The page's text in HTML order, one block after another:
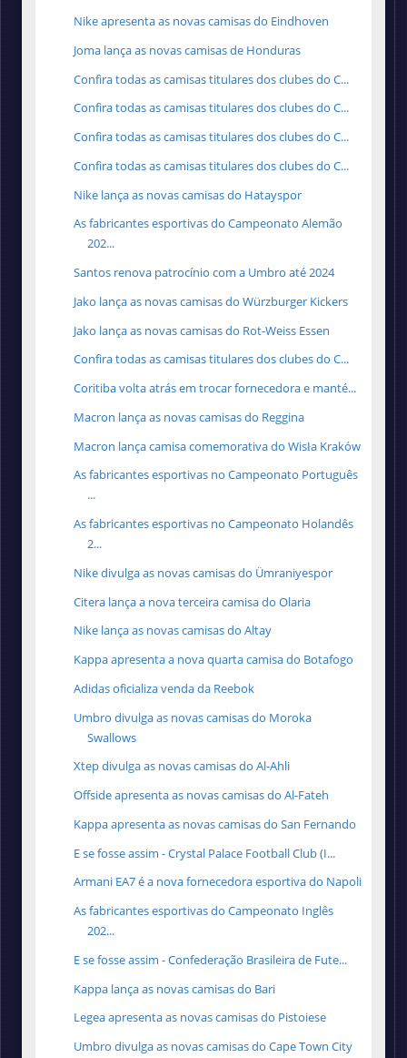
Nike apresenta as novas camisas do Eindhoven
Joma lança as novas camisas de Honduras
Confira todas as camisas titulares dos clubes do C...
Confira todas as camisas titulares dos clubes do C...
Confira todas as camisas titulares dos clubes do C...
Confira todas as camisas titulares dos clubes do C...
Nike lança as novas camisas do Hatayspor
As fabricantes esportivas do Campeonato Alemão
202...
Santos renova patrocínio com a Umbro até 2024
Jako lança as novas camisas do Würzburger Kickers
Jako lança as novas camisas do Rot-Weiss Essen
Confira todas as camisas titulares dos clubes do C...
Coritiba volta atrás em trocar fornecedora e manté...
Macron lança as novas camisas do Reggina
Macron lança camisa comemorativa do Wisła Kraków
As fabricantes esportivas no Campeonato Português
...
As fabricantes esportivas no Campeonato Holandês
2...
Nike divulga as novas camisas do Ümraniyespor
Citera lança a nova terceira camisa do Olaria
Nike lança as novas camisas do Altay
Kappa apresenta a nova quarta camisa do Botafogo
Adidas oficializa venda da Reebok
Umbro divulga as novas camisas do Moroka
Swallows
Xtep divulga as novas camisas do Al-Ahli
Offside apresenta as novas camisas do Al-Fateh
Kappa apresenta as novas camisas do San Fernando
E se fosse assim - Crystal Palace Football Club (I...
Armani EA7 é a nova fornecedora esportiva do Napoli
As fabricantes esportivas do Campeonato Inglês
202...
E se fosse assim - Confederação Brasileira de Fute...
Kappa lança as novas camisas do Bari
Legea apresenta as novas camisas do Pistoiese
Umbro divulga as novas camisas do Cape Town City